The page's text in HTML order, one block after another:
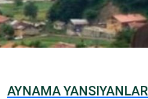
AYNAMA YANSIYANLAR